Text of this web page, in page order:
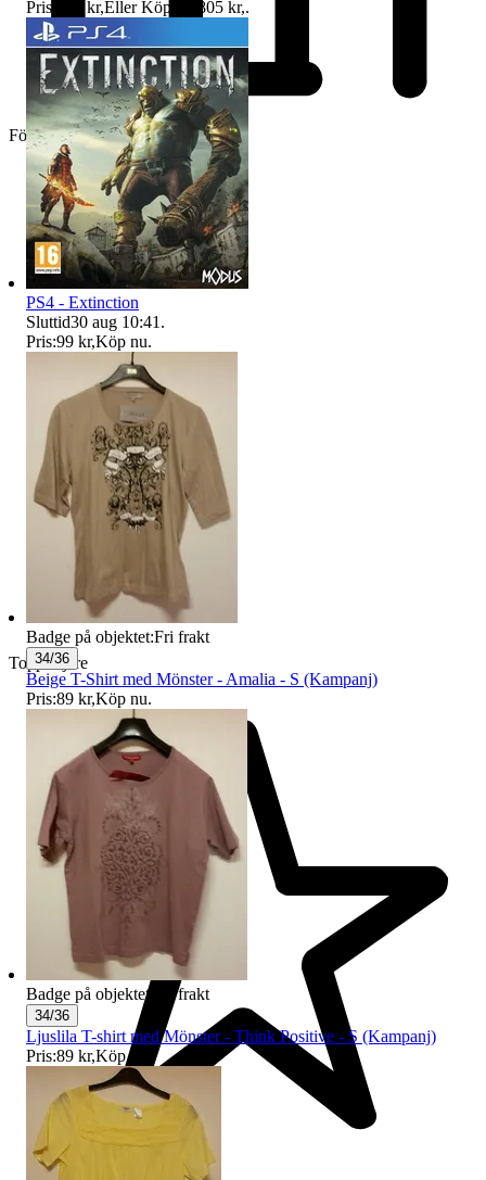
Företag
Toppsäljare
Pris:
647 kr,Eller Köp nu 805 kr,.
PS4 - Extinction
Sluttid30 aug 10:41 .
Pris:99 kr,Köp nu.
Badge på objektet:Fri frakt
34/36
Beige T-Shirt med Mönster - Amalia - S (Kampanj)
Pris:89 kr,Köp nu.
Badge på objektet: Fri frakt
34/36
Ljuslila T-shirt med Mönster - Think Positive - S (Kampanj)
Pris:89 kr,Köp nu